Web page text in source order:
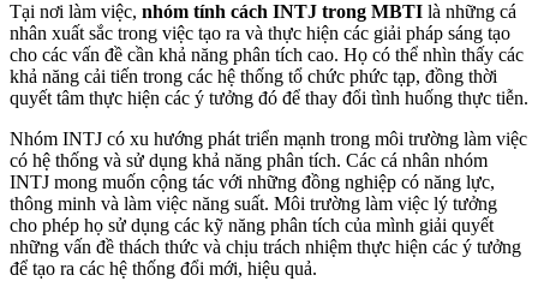
Tại nơi làm việc, nhóm tính cách INTJ trong MBTI là những cá
nhân xuất sắc trong việc tạo ra và thực hiện các giải pháp sáng tạo
cho các vấn đề cần khả năng phân tích cao. Họ có thể nhìn thấy các
khả năng cải tiến trong các hệ thống tổ chức phức tạp, đồng thời
quyết tâm thực hiện các ý tưởng đó để thay đổi tình huống thực tiễn.
Nhóm INTJ có xu hướng phát triển mạnh trong môi trường làm việc
có hệ thống và sử dụng khả năng phân tích. Các cá nhân nhóm
INTJ mong muốn cộng tác với những đồng nghiệp có năng lực,
thông minh và làm việc năng suất. Môi trường làm việc lý tưởng
cho phép họ sử dụng các kỹ năng phân tích của mình giải quyết
những vấn đề thách thức và chịu trách nhiệm thực hiện các ý tưởng
để tạo ra các hệ thống đổi mới, hiệu quả.